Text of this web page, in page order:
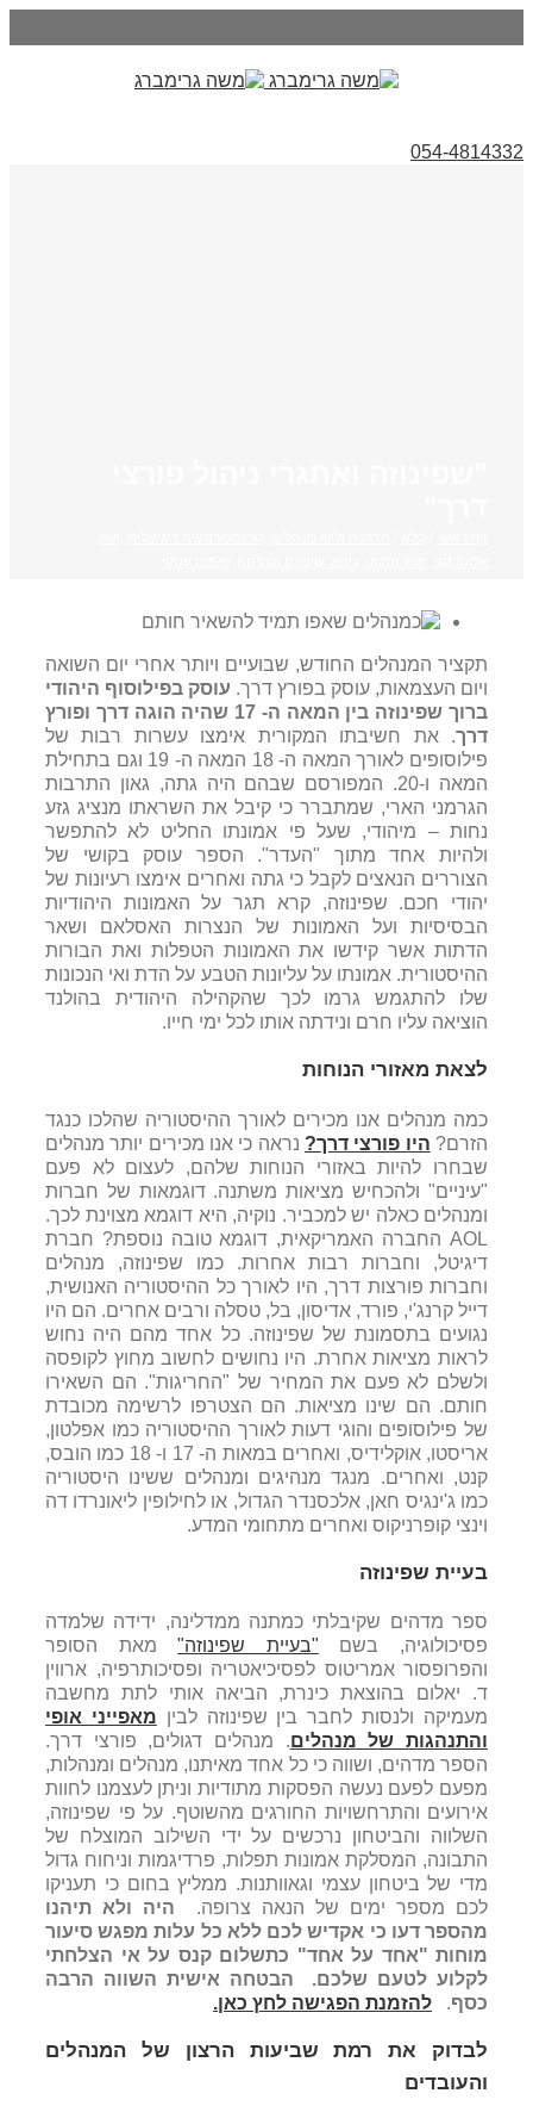
054-4814332
תקציר המנהלים החודש, שבועיים ויותר אחרי יום השואה
ויום העצמאות, עוסק בפורץ דרך. עוסק בפילוסוף היהודי
ברוך שפינוזה בין המאה ה- 17 שהיה הוגה דרך ופורץ
דרך. את חשיבתו המקורית אימצו עשרות רבות של
פילוסופים לאורך המאה ה- 18 המאה ה- 19 וגם בתחילת
המאה ו-20. המפורסם שבהם היה גתה, גאון התרבות
הגרמני הארי, שמתברר כי קיבל את השראתו מנציג גזע
נחות – מיהודי, שעל פי אמונתו החליט לא להתפשר
ולהיות אחד מתוך "העדר". הספר עוסק בקושי של
הצוררים הנאצים לקבל כי גתה ואחרים אימצו רעיונות של
יהודי חכם. שפינוזה, קרא תגר על האמונות היהודיות
הבסיסיות ועל האמונות של הנצרות האסלאם ושאר
הדתות אשר קידשו את האמונות הטפלות ואת הבורות
ההיסטורית. אמונתו על עליונות הטבע על הדת ואי הנכונות
שלו להתגמש גרמו לכך שהקהילה היהודית בהולנד
הוציאה עליו חרם ונידתה אותו לכל ימי חייו.
לצאת מאזורי הנוחות
כמה מנהלים אנו מכירים לאורך ההיסטוריה שהלכו כנגד
הזרם? היו פורצי דרך? נראה כי אנו מכירים יותר מנהלים
שבחרו להיות באזורי הנוחות שלהם, לעצום לא פעם
"עיניים" ולהכחיש מציאות משתנה. דוגמאות של חברות
ומנהלים כאלה יש למכביר. נוקיה, היא דוגמא מצוינת לכך.
AOL החברה האמריקאית, דוגמא טובה נוספת? חברת
דיגיטל, וחברות רבות אחרות. כמו שפינוזה, מנהלים
וחברות פורצות דרך, היו לאורך כל ההיסטוריה האנושית,
דייל קרנג'י, פורד, אדיסון, בל, טסלה ורבים אחרים. הם היו
נגועים בתסמונת של שפינוזה. כל אחד מהם היה נחוש
לראות מציאות אחרת. היו נחושים לחשוב מחוץ לקופסה
ולשלם לא פעם את המחיר של "החריגות". הם השאירו
חותם. הם שינו מציאות. הם הצטרפו לרשימה מכובדת
של פילוסופים והוגי דעות לאורך ההיסטוריה כמו אפלטון,
אריסטו, אוקלידיס, ואחרים במאות ה- 17 ו- 18 כמו הובס,
קנט, ואחרים. מנגד מנהיגים ומנהלים ששינו היסטוריה
כמו ג'ינגיס חאן, אלכסנדר הגדול, או לחילופין ליאונרדו דה
וינצי קופרניקוס ואחרים מתחומי המדע.
בעיית שפינוזה
ספר מדהים שקיבלתי כמתנה ממדלינה, ידידה שלמדה
פסיכולוגיה, בשם "בעיית שפינוזה"מאת הסופר
והפרופסור אמריטוס לפסיכיאטריה ופסיכותרפיה, ארווין
ד. יאלום בהוצאת כינרת, הביאה אותי לתת מחשבה
מעמיקה ולנסות לחבר בין שפינוזה לבין מאפייני אופי
והתנהגות של מנהלים. מנהלים דגולים, פורצי דרך.
הספר מדהים, ושווה כי כל אחד מאיתנו, מנהלים ומנהלות,
מפעם לפעם נעשה הפסקות מתודיות וניתן לעצמנו לחוות
אירועים והתרחשויות החורגים מהשוטף. על פי שפינוזה,
השלווה והביטחון נרכשים על ידי השילוב המוצלח של
התבונה, המסלקת אמונות תפלות, פרדיגמות וניחוח גדול
מדי של ביטחון עצמי וגאוותנות. ממליץ בחום כי תעניקו
לכם מספר ימים של הנאה צרופה. היה ולא תיהנו
מהספר דעו כי אקדיש לכם ללא כל עלות מפגש סיעור
מוחות "אחד על אחד" כתשלום קנס על אי הצלחתי
לקלוע לטעם שלכם.
הבטחה אישית השווה הרבה
כסף. להזמנת הפגישה לחץ כאן.
לבדוק את רמת שביעות הרצון של המנהלים
והעובדים